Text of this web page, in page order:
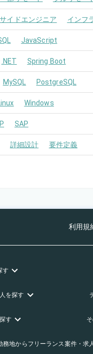
イドエンジニア インフ
JavaScript
.NET Spring Boot
MySQL PostgreSQL
Windows
SAP
詳細設計 要件定義
利用規
す
を探す
す
務地からフリーランス案件・求